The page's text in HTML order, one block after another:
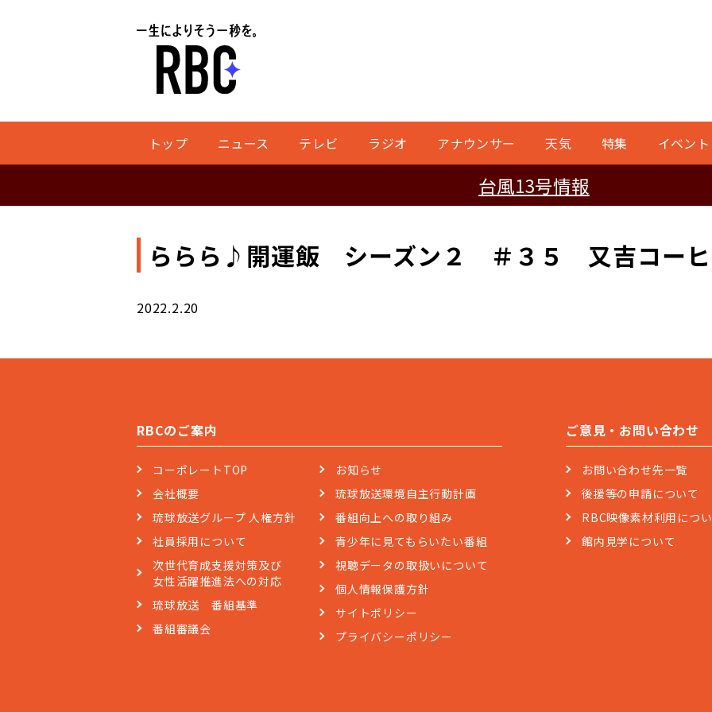
トップ ニュース テレビ ラジオ アナウンサー 天気 特集 イベント
台風13号情報
ららら♪開運飯 シーズン２ ＃３５ 又吉コーヒ
2022.2.20
RBCのご案内
コーポレートTOP
会社概要
琉球放送グループ 人権方針
社員採用について
次世代育成支援対策及び
女性活躍推進法への対応
琉球放送 番組基準
番組審議会
お知らせ
琉球放送環境自主行動計画
番組向上への取り組み
青少年に見てもらいたい番組
視聴データの取扱いについて
個人情報保護方針
サイトポリシー
プライバシーポリシー
ご意見・お問い合わせ
お問い合わせ先一覧
後援等の申請について
RBC映像素材利用につ
館内見学について